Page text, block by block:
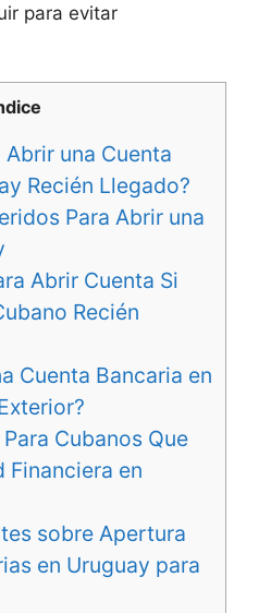
para evitar
Abrir una Cuenta
Recién Llegado?
Para Abrir una
Abrir Cuenta Si
Recién
Cuenta Bancaria en
Cubanos Que
Financiera en
sobre Apertura
en Uruguay para